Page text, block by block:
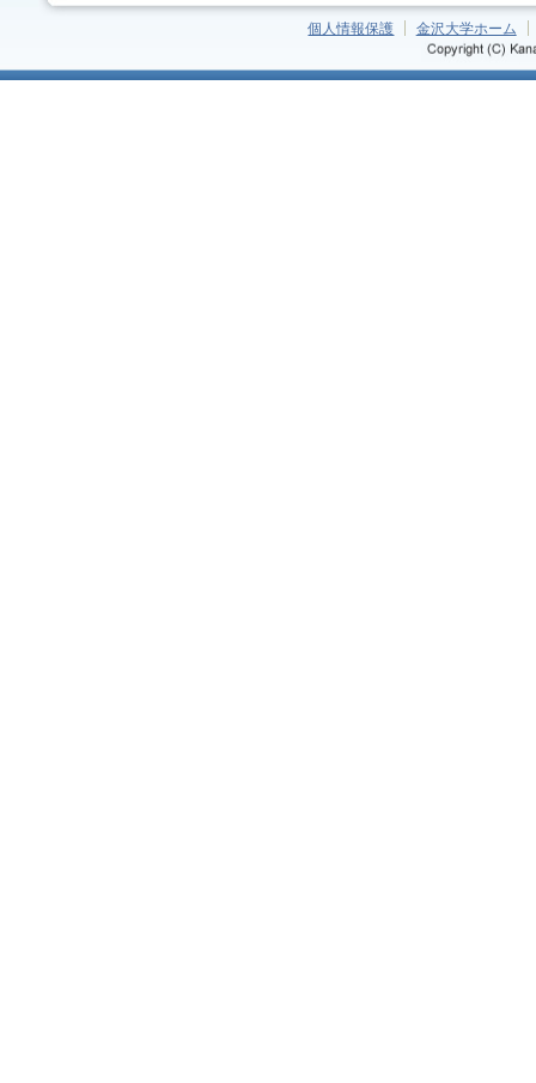
個人情報保護 金沢大学ホーム